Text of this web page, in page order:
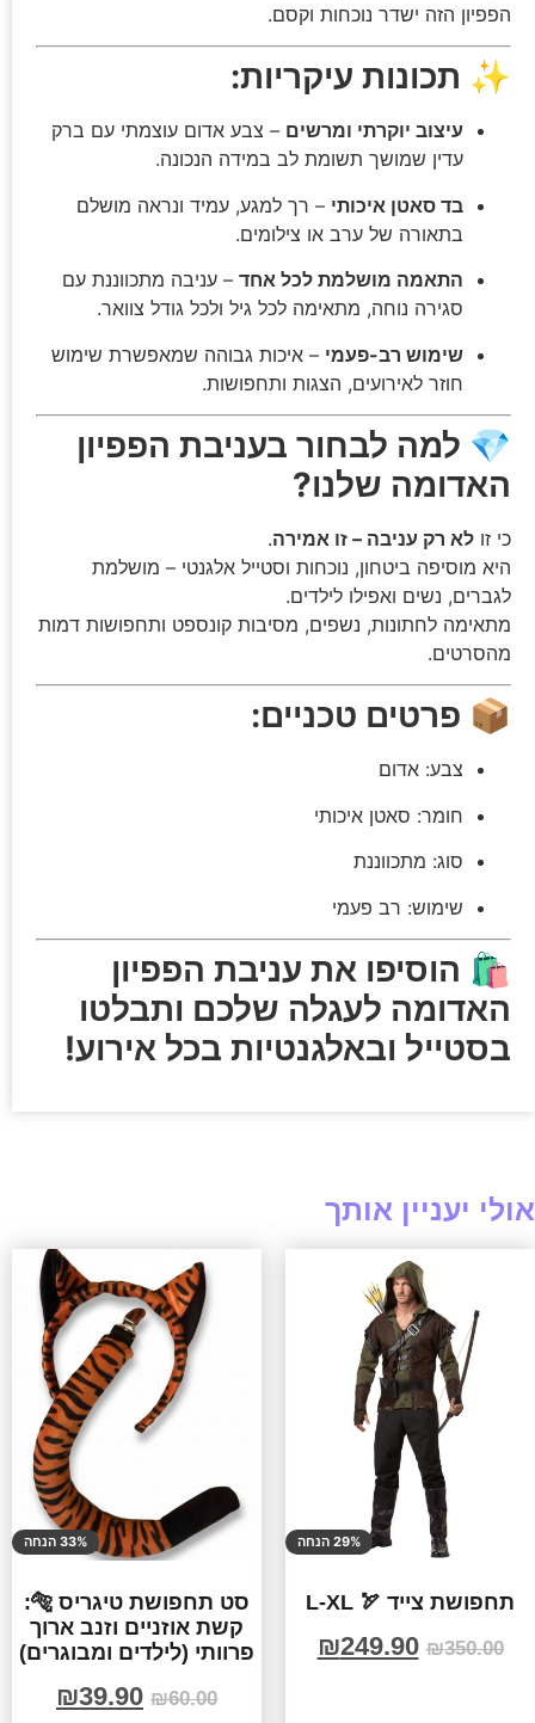
הפפיון הזה ישדר נוכחות וקסם.
✨ תכונות עיקריות:
עיצוב יוקרתי ומרשים – צבע אדום עוצמתי עם ברק
עדין שמושך תשומת לב במידה הנכונה.
בד סאטן איכותי – רך למגע, עמיד ונראה מושלם
בתאורה של ערב או צילומים.
התאמה מושלמת לכל אחד – עניבה מתכווננת עם
סגירה נוחה, מתאימה לכל גיל ולכל גודל צוואר.
שימוש רב-פעמי – איכות גבוהה שמאפשרת שימוש
חוזר לאירועים, הצגות ותחפושות.
💎 למה לבחור בעניבת הפפיון
האדומה שלנו?
כי זו לא רק עניבה – זו אמירה.
היא מוסיפה ביטחון, נוכחות וסטייל אלגנטי – מושלמת
לגברים, נשים ואפילו לילדים.
מתאימה לחתונות, נשפים, מסיבות קונספט ותחפושות דמות
מהסרטים.
📦 פרטים טכניים:
צבע: אדום
חומר: סאטן איכותי
סוג: מתכווננת
שימוש: רב פעמי
🛍️ הוסיפו את עניבת הפפיון
האדומה לעגלה שלכם ותבלטו
בסטייל ובאלגנטיות בכל אירוע!
אולי יעניין אותך
29% הנחה
תחפושת צייד 🏹 L-XL
₪350.00
₪249.90
33% הנחה
סט תחפושת טיגריס 🐅:
קשת אוזניים וזנב ארוך
פרוותי (לילדים ומבוגרים)
₪60.00
₪39.90